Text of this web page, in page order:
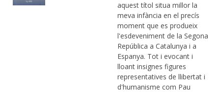
aquest títol situa millor la
meva infància en el precís
moment que es produeix
l'esdeveniment de la Segona
República a Catalunya i a
Espanya. Tot i evocant i
lloant insignes figures
representatives de llibertat i
d'humanisme com Pau